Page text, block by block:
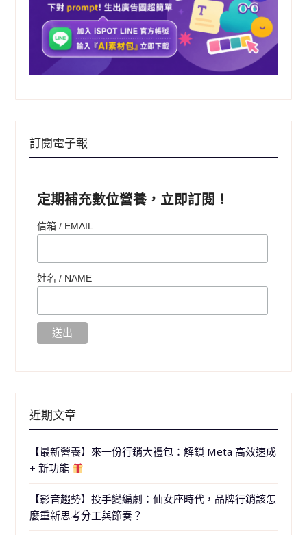
訂閱電子報
定期補充數位營養，立即訂閱！
信箱 / EMAIL
姓名 / NAME
近期文章
【最新營養】來一份行銷大禮包：解鎖 Meta 高效速成
+ 新功能
【影音趨勢】投手變編劇：仙女座時代，品牌行銷該怎
麼重新思考分工與節奏？